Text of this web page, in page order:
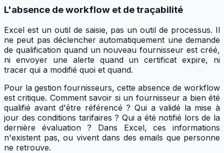
L'absence de workflow et de traçabilité
Excel est un outil de saisie, pas un outil de processus. Il
ne peut pas déclencher automatiquement une demande
de qualification quand un nouveau fournisseur est créé,
ni envoyer une alerte quand un certificat expire, ni
tracer qui a modifié quoi et quand.
Pour la gestion fournisseurs, cette absence de workflow
est critique. Comment savoir si un fournisseur a bien été
qualifié avant d'être référencé ? Qui a validé la mise à
jour des conditions tarifaires ? Qui a été notifié lors de la
dernière évaluation ? Dans Excel, ces informations
n'existent pas, ou vivent dans des emails que personne
ne retrouve.